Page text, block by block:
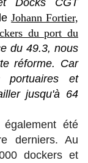
Johann Fortier,
du port du
du 49.3, nous
réforme. Car
portuaires et
jusqu'à 64
été
derniers. Au
dockers et